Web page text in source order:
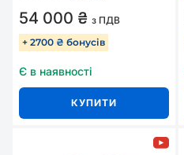
54 000 ₴ з ПДВ
+ 2700 ₴ бонусів
Є в наявності
КУПИТИ